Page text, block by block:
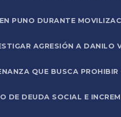
PUNO DURANTE
AGRESIÓN A DANILO
QUE BUSCA
DE DEUDA SOCIAL E